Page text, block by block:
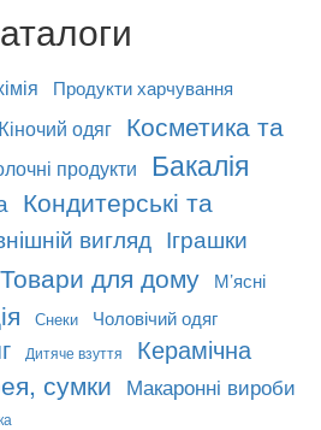
Продукти харчування
одяг Косметика та
продукти Бакалія
Кондитерські та
вигляд Іграшки
Товари для дому
М’ясні
Снеки Чоловічий одяг
Дитяче взуття
Керамічна
сумки Макаронні вироби